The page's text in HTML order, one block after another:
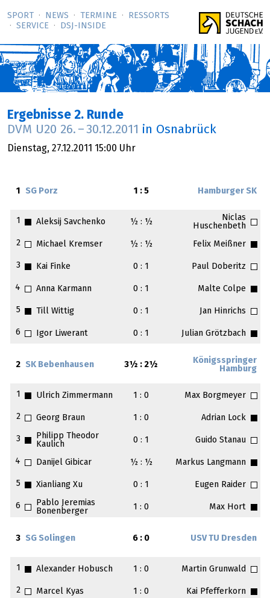
SPORT NEWS TERMINE
RESSORTS
SERVICE
DSJ-­INSIDE
Ergebnisse 2. Runde
DVM U20 26. – 30.12.2011 in Osnabrück
Dienstag, 27.12.2011 15:00 Uhr
1 SG Porz 1 : 5 Hamburger SK
1 Aleksij Savchenko ½ : ½
Niclas
Huschenbeth
2
Michael Kremser ½ : ½ Felix Meißner
3 Kai Finke 0 : 1 Paul Doberitz
4 Anna Karmann 0 : 1 Malte Colpe
5 Till Wittig 0 : 1 Jan Hinrichs
6 Igor Liwerant 0 : 1 Julian Grötzbach
2 SK Bebenhausen 3½ : 2½
Königsspringer
Hamburg
1 Ulrich Zimmermann 1 : 0 Max Borgmeyer
2 Georg Braun 1 : 0 Adrian Lock
3
Philipp Theodor
Kaulich
0 : 1 Guido Stanau
4 Danijel Gibicar ½ : ½ Markus Langmann
5 Xianliang Xu 0 : 1 Eugen Raider
6
Pablo Jeremias
Bonenberger
1 : 0 Max Hort
3 SG Solingen 6 : 0 USV TU Dresden
1 Alexander Hobusch 1 : 0 Martin Grunwald
2 Marcel Kyas 1 : 0 Kai Pfefferkorn